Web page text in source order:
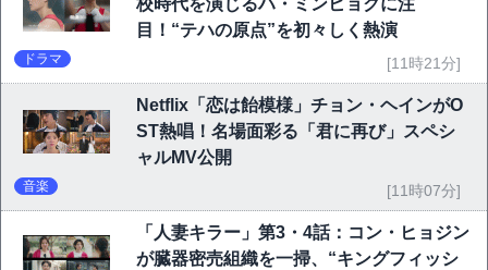
校時代を演じるハ・ミンヒョクに注
目！“テハの原点”を初々しく熱演
ドラマ [11時21分]
Netflix「恋は飴模様」チョン・ヘインがO
ST熱唱！名場面彩る「君に再び」スペシ
ャルMV公開
音楽 [11時07分]
「人妻キラー」第3・4話：コン・ヒョジン
が臓器密売組織を一掃、“キングフィッシ